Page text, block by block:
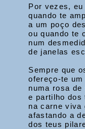
Por vezes,
quando te
a um poço
ou quando te
num
de janelas
Sempre que
ofereço-te
numa rosa de
e partilho dos
na carne viva
afastando a
dos teus